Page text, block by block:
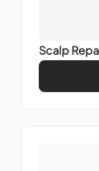
Scalp